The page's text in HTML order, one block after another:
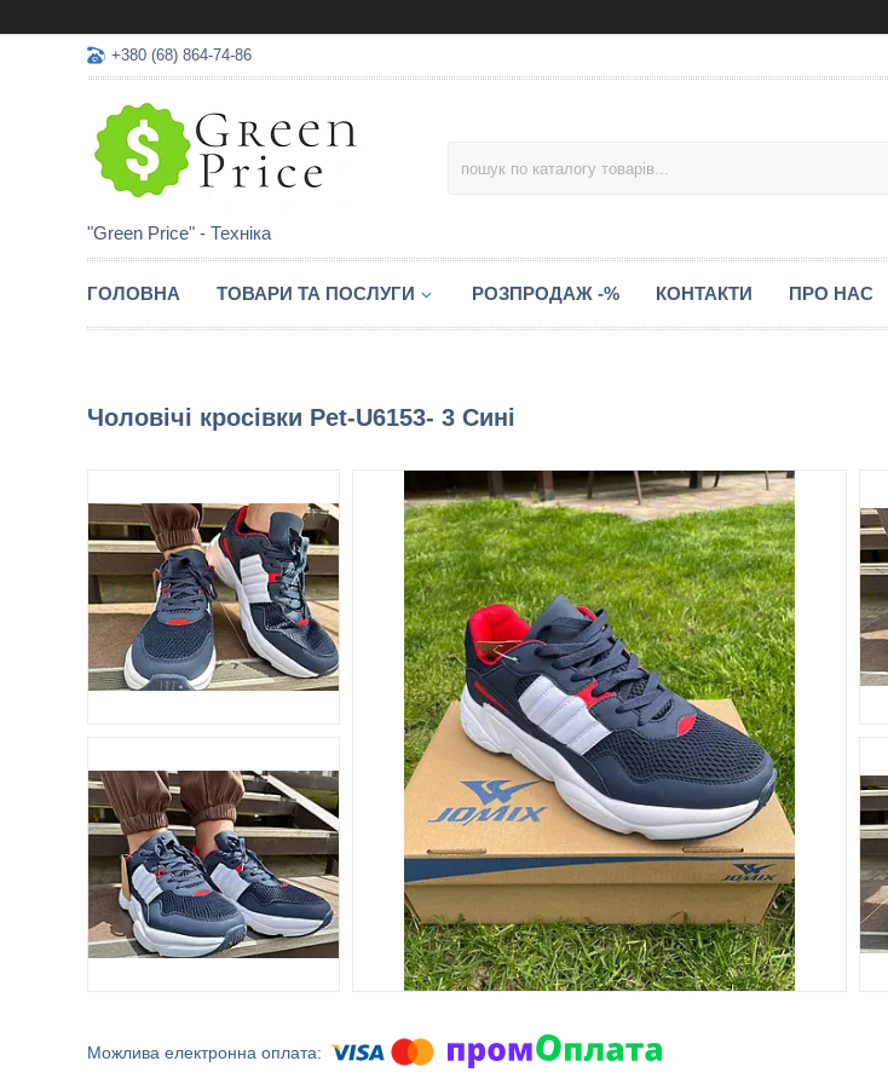
+380 (68) 864-74-86
"Green Price" - Техніка
ГОЛОВНА ТОВАРИ ТА ПОСЛУГИ РОЗПРОДАЖ -% КОНТАКТИ ПРО НАС
Чоловічі кросівки Pet-U6153- 3 Сині